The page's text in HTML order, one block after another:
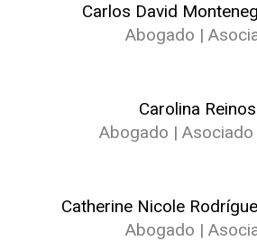
Carlos David
Abogado |
Carolina
Abogado | Asociado
Catherine Nicole
Abogado |